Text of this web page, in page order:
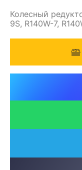
Колесный
9S, R140W-7,